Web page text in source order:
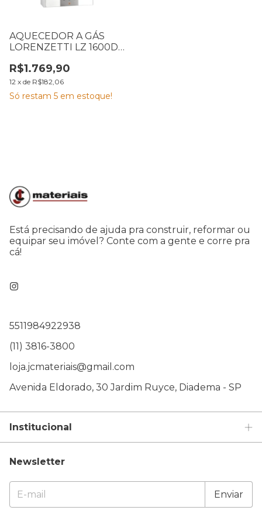
AQUECEDOR A GÁS
LORENZETTI LZ 1600DE
R$1.769,90
12 x de R$182,06
Só restam 5 em estoque!
Está precisando de ajuda pra construir, reformar ou
equipar seu imóvel? Conte com a gente e corre pra
cá!
5511984922938
(11) 3816-3800
loja.jcmateriais@gmail.com
Avenida Eldorado, 30 Jardim Ruyce, Diadema - SP
Institucional
Newsletter